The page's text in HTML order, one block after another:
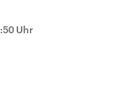
Uhr